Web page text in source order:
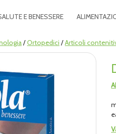
E BENESSERE
/Ortopedici /Articoli